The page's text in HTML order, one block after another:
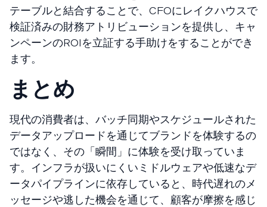
テーブルと結合することで、CFOにレイクハウスで
検証済みの財務アトリビューションを提供し、キャ
ンペーンのROIを立証する手助けをすることができ
ます。
まとめ
現代の消費者は、バッチ同期やスケジュールされた
データアップロードを通じてブランドを体験するの
ではなく、その「瞬間」に体験を受け取っていま
す。インフラが扱いにくいミドルウェアや低速なデ
ータパイプラインに依存していると、時代遅れのメ
ッセージや逃した機会を通じて、顧客が摩擦を感じ